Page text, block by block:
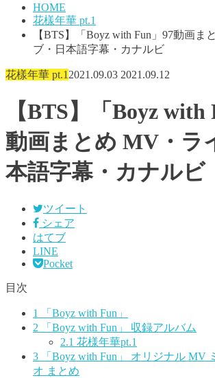
HOME
花樣年華 pt.1
【BTS】「Boyz with Fun」97動画ま
ブ・日本語字幕・カナルビ
花樣年華 pt.1 2021.09.03 2021.09.12
【BTS】「Boyz with
動画まとめ MV・ラ
本語字幕・カナルビ
ツイート
シェア
はてブ
LINE
Pocket
目次
1 「Boyz with Fun」
2 「Boyz with Fun」 収録アルバム
2.1 花様年華pt.1
3 「Boyz with Fun」 オリジナル MV
オ まとめ